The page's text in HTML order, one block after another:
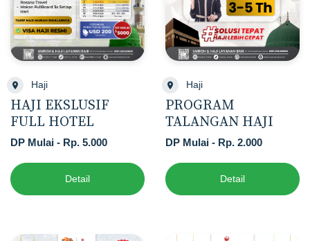
Haji
HAJI EKSLUSIF
FULL HOTEL
DP Mulai - Rp. 5.000
Detail
Haji
PROGRAM
TALANGAN HAJI
DP Mulai - Rp. 2.000
Detail